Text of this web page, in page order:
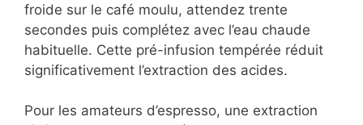
froide sur le café moulu, attendez trente
secondes puis complétez avec l’eau chaude
habituelle. Cette pré-infusion tempérée réduit
significativement l’extraction des acides.
Pour les amateurs d’espresso, une extraction